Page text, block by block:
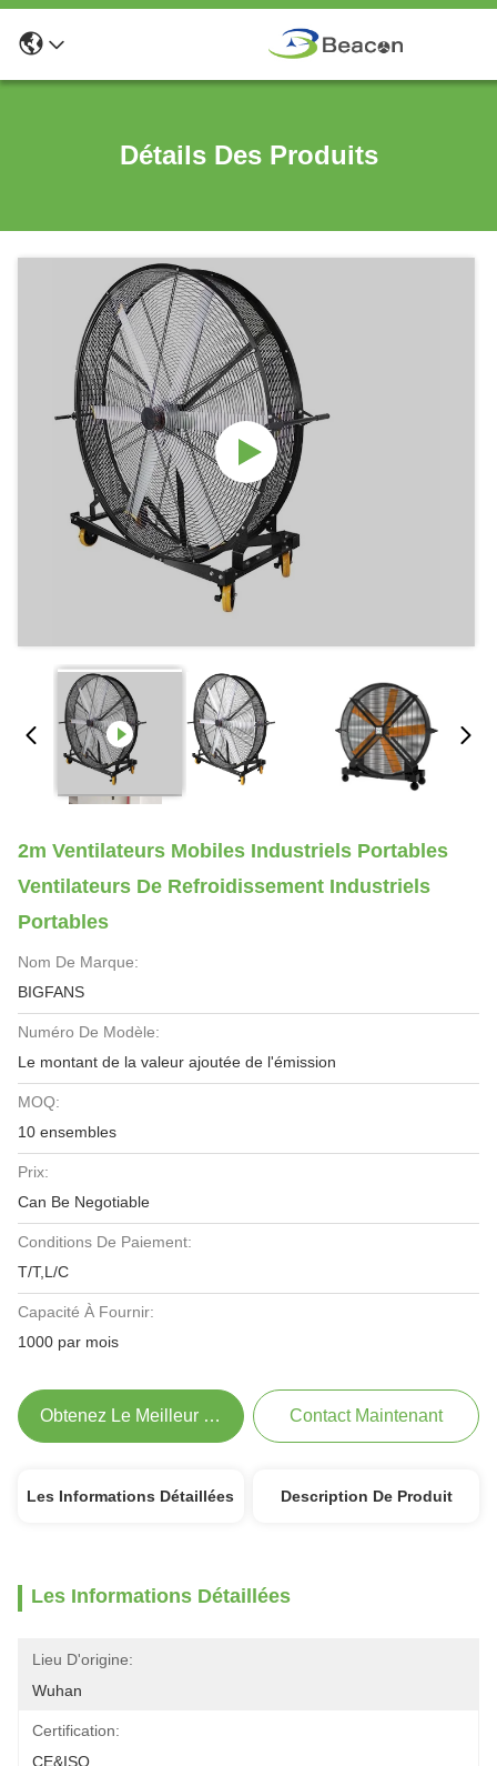
Détails Des Produits
2m Ventilateurs Mobiles Industriels Portables
Ventilateurs De Refroidissement Industriels
Portables
Nom De Marque:
BIGFANS
Numéro De Modèle:
Le montant de la valeur ajoutée de l'émission
MOQ:
10 ensembles
Prix:
Can Be Negotiable
Conditions De Paiement:
T/T,L/C
Capacité À Fournir:
1000 par mois
Obtenez Le Meilleur Prix Contact Maintenant
Les Informations Détaillées Description De Produit
Les Informations Détaillées
Lieu D'origine:
Wuhan
Certification:
CE&ISO